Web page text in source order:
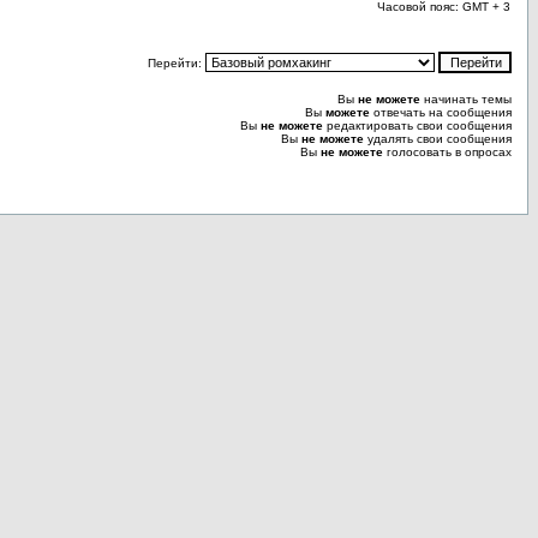
Часовой пояс: GMT + 3
Перейти:
Вы не можете начинать темы
Вы можете отвечать на сообщения
Вы не можете редактировать свои сообщения
Вы не можете удалять свои сообщения
Вы не можете голосовать в опросах